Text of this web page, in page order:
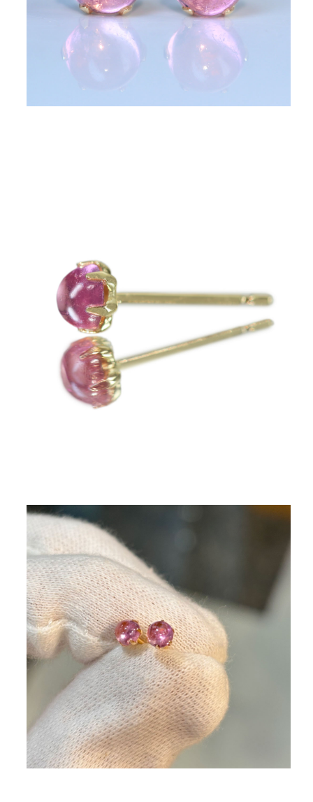
ご注文手続き
カートを見る